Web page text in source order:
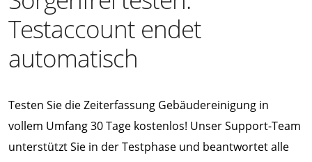
Testaccount endet
automatisch
Testen Sie die Zeiterfassung Gebäudereinigung in
vollem Umfang 30 Tage kostenlos! Unser Support-Team
unterstützt Sie in der Testphase und beantwortet alle